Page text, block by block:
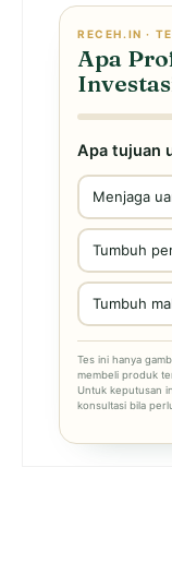
RECEH.IN ·
Apa
Apa tujuan
Menjaga
Tumbuh
Tumbuh
Tes ini hanya
membeli produk
Untuk keputusan
konsultasi bila